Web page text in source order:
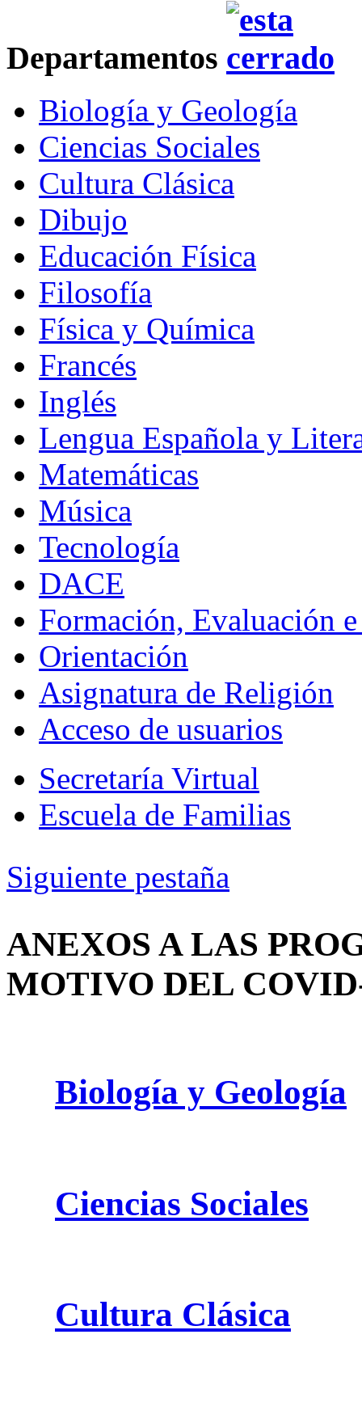
Departamentos
Biología y Geología
Ciencias Sociales
Cultura Clásica
Dibujo
Educación Física
Filosofía
Física y Química
Francés
Inglés
Lengua Española y
Matemáticas
Música
Tecnología
DACE
Formación, Evaluación
Orientación
Asignatura de Religión
Acceso de usuarios
Secretaría Virtual
Escuela de Familias
Siguiente pestaña
ANEXOS A LAS
MOTIVO DEL
Biología y Geología
Ciencias Sociales
Cultura Clásica